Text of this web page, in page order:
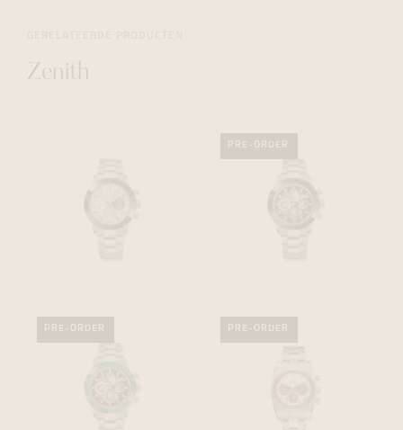
Zenith
PRE-ORDER
PRE-ORDER PRE-ORDER